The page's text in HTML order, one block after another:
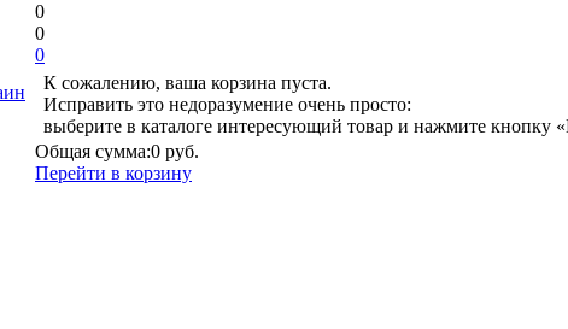
0
0
0
К сожалению, ваша корзина пуста.
Исправить это недоразумение очень просто:
выберите в каталоге интересующий товар и нажмите кнопку
Общая сумма:0 руб.
Перейти в корзину